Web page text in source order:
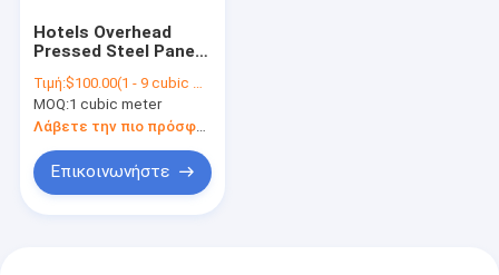
Hotels Overhead
Pressed Steel Panel
With Rack
Τιμή:$100.00(1 - 9 cubic meters) $55.00(10 - 19 cubic meters) $45.00(>=20 cubic meters)
MOQ:1 cubic meter
Λάβετε την πιο πρόσφατη τιμή
Επικοινωνήστε